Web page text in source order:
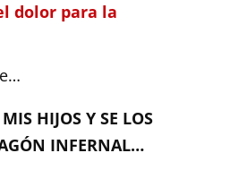
dolor para la
HIJOS Y SE LOS
INFERNAL…